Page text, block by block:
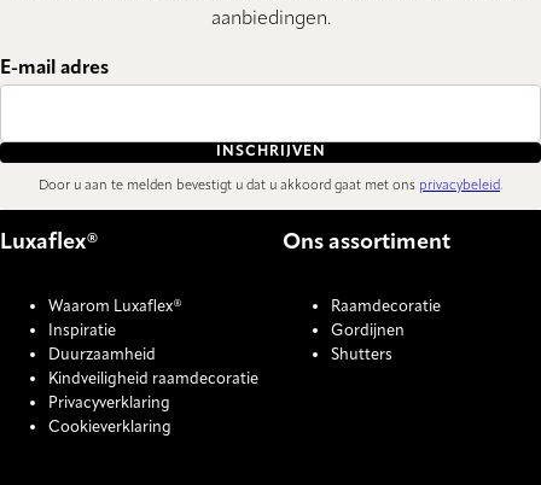
aanbiedingen.
E-mail adres
INSCHRIJVEN
Door u aan te melden bevestigt u dat u akkoord gaat met ons privacybeleid.
Luxaflex®
Waarom Luxaflex®
Inspiratie
Duurzaamheid
Kindveiligheid raamdecoratie
Privacyverklaring
Cookieverklaring
Ons assortiment
Raamdecoratie
Gordijnen
Shutters